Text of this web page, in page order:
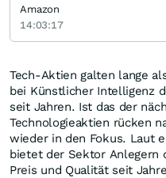
Tech-Aktien galten lange
bei Künstlicher Intelligenz
seit Jahren. Ist das der
Technologieaktien rücken
wieder in den Fokus. Laut
bietet der Sektor Anlegern
Preis und Qualität seit
Amazon
14:03:17